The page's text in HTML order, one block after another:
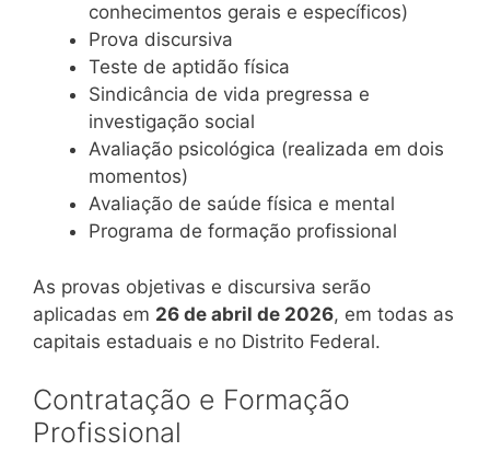
conhecimentos gerais e específicos)
Prova discursiva
Teste de aptidão física
Sindicância de vida pregressa e
investigação social
Avaliação psicológica (realizada em dois
momentos)
Avaliação de saúde física e mental
Programa de formação profissional
As provas objetivas e discursiva serão
aplicadas em 26 de abril de 2026, em todas as
capitais estaduais e no Distrito Federal.
Contratação e Formação
Profissional